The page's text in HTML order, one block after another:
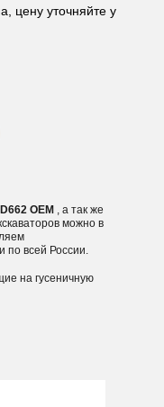
цену уточняйте у
OEM , а так же
можно в
по всей России.
на гусеничную